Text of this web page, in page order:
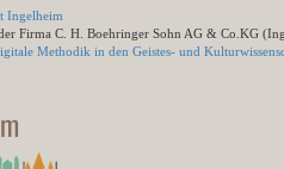
Ingelheim
Firma C. H. Boehringer Sohn AG & Co.KG
Methodik in den Geistes- und